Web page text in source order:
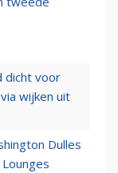
dicht voor
wijken uit
Dulles